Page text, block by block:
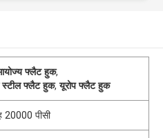
फ्लैट हुक,
फ्लैट हुक,यूरोप फ्लैट हुक
20000 पीसी